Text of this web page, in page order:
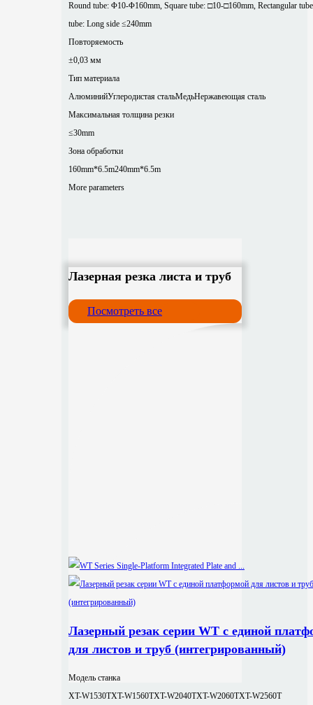
Round tube: Φ10-Φ160mm, Square tube: □10-□160mm, Rectangular
tube: Long side ≤240mm
Повторяемость
±0,03 мм
Тип материала
АлюминийУглеродистая стальМедьНержавеющая сталь
Максимальная толщина резки
≤30mm
Зона обработки
160mm*6.5m240mm*6.5m
More parameters
Лазерная резка листа и труб
Посмотреть все
Лазерный резак серии WT с единой
для листов и труб (интегрированный)
Модель станка
XT-W1530TXT-W1560TXT-W2040TXT-W2060TXT-W2560T